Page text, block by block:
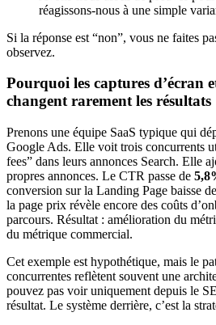
réagissons-nous à une simple
Si la réponse est “non”, vous ne faites
observez.
Pourquoi les captures d’écran
changent rarement les résultats
Prenons une équipe SaaS typique qui
Google Ads. Elle voit trois concurrents
fees” dans leurs annonces Search. Elle
propres annonces. Le CTR passe de
conversion sur la Landing Page baisse de
la page prix révèle encore des coûts
parcours. Résultat : amélioration du
du métrique commercial.
Cet exemple est hypothétique, mais le
concurrentes reflètent souvent une
pouvez pas voir uniquement depuis le
résultat. Le système derrière, c’est la